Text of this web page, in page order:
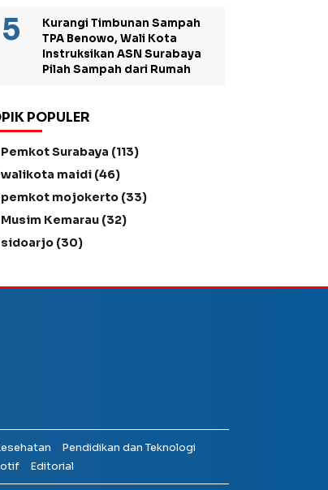
Kurangi Timbunan Sampah
TPA Benowo, Wali Kota
Instruksikan ASN Surabaya
Pilah Sampah dari Rumah
POPULER
Pemkot Surabaya (113)
walikota maidi (46)
pemkot mojokerto (33)
Musim Kemarau (32)
sidoarjo (30)
Pendidikan dan Teknologi
Editorial